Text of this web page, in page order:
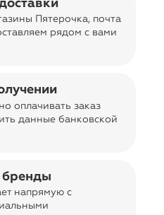
Пятерочка, почта
рядом с вами
оплачивать заказ
данные банковской
напрямую с
format_quote
format_quote